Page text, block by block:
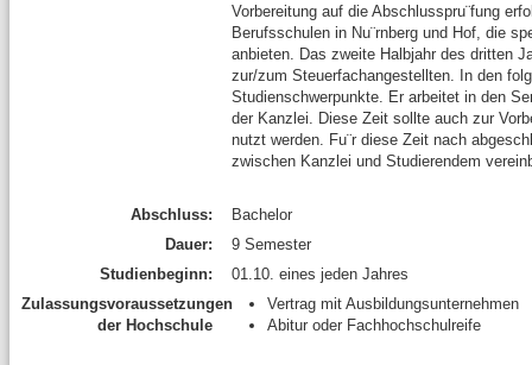
Vorbereitung auf die Abschlusspru¨fung
Berufsschulen in Nu¨rnberg und Hof, die
anbieten. Das zweite Halbjahr des dritten
zur/zum Steuerfachangestellten. In den
Studienschwerpunkte. Er arbeitet in den
der Kanzlei. Diese Zeit sollte auch zur
nutzt werden. Fu¨r diese Zeit nach
zwischen Kanzlei und Studierendem
Abschluss:
Bachelor
Dauer:
9 Semester
Studienbeginn:
01.10. eines jeden Jahres
Zulassungsvoraussetzungen
der Hochschule
Vertrag mit Ausbildungsunternehmen
Abitur oder Fachhochschulreife